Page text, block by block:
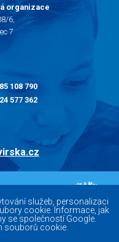
služeb, personalizaci
cookie. Informace, jak
se společností Google.
souborů cookie.
organizace
6,
7
108 790
577 362